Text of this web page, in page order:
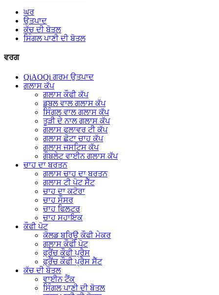
ਘਰ
ਉਤਪਾਦ
ਕੱਚ ਦੀ ਬੋਤਲ
ਸਿੰਗਲ ਪਾਣੀ ਦੀ ਬੋਤਲ
ਵਰਗ
QiAOQi ਗਰਮ ਉਤਪਾਦ
ਗਲਾਸ ਕੱਪ
ਗਲਾਸ ਕੌਫੀ ਕੱਪ
ਡਬਲ ਵਾਲ ਗਲਾਸ ਕੱਪ
ਸਿੰਗਲ ਵਾਲ ਗਲਾਸ ਕੱਪ
ਤੂੜੀ ਦੇ ਨਾਲ ਗਲਾਸ ਕੱਪ
ਗਲਾਸ ਫਲਾਵਰ ਟੀ ਕੱਪ
ਗਲਾਸ ਛੋਟਾ ਚਾਹ ਕੱਪ
ਗਲਾਸ ਜਸਟਿਸ ਕੱਪ
ਗੌਬਲੇਟ ਵਾਈਨ ਗਲਾਸ ਕੱਪ
ਚਾਹ ਦਾ ਬਰਤਨ
ਗਲਾਸ ਚਾਹ ਦਾ ਬਰਤਨ
ਗਲਾਸ ਟੀ ਪੋਟ ਸੈੱਟ
ਚਾਹ ਦਾ ਕਟੋਰਾ
ਚਾਹ ਸੌਸਰ
ਚਾਹ ਫਿਲਟਰ
ਚਾਹ ਸਹਾਇਕ
ਕੌਫੀ ਪੋਟ
ਕੋਲਡ ਬਰਿਊ ਕੌਫੀ ਮੇਕਰ
ਗਲਾਸ ਕੌਫੀ ਪੋਟ
ਫ੍ਰੈਂਚ ਕੌਫੀ ਪ੍ਰੈਸ
ਫ੍ਰੈਂਚ ਕੌਫੀ ਪ੍ਰੈਸ ਸੈੱਟ
ਕੱਚ ਦੀ ਬੋਤਲ
ਵਾਈਨ ਟੈਂਕ
ਸਿੰਗਲ ਪਾਣੀ ਦੀ ਬੋਤਲ